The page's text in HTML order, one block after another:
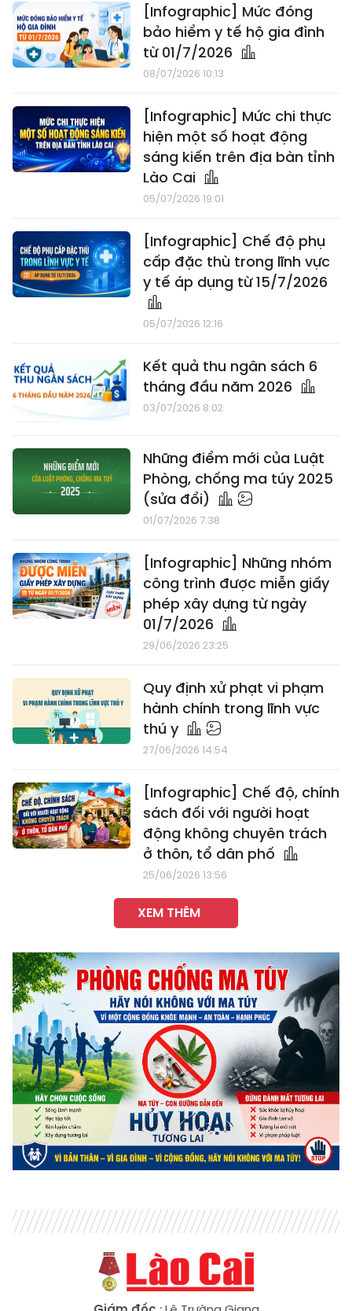
[Infographic] Mức đóng
bảo hiểm y tế hộ gia đình
từ 01/7/2026
08/07/2026 10:13
[Infographic] Mức chi thực
hiện một số hoạt động
sáng kiến trên địa bàn tỉnh
Lào Cai
05/07/2026 19:01
[Infographic] Chế độ phụ
cấp đặc thù trong lĩnh vực
y tế áp dụng từ 15/7/2026
05/07/2026 12:16
Kết quả thu ngân sách 6
tháng đầu năm 2026
03/07/2026 8:02
Những điểm mới của Luật
Phòng, chống ma túy 2025
(sửa đổi)
01/07/2026 7:38
[Infographic] Những nhóm
công trình được miễn giấy
phép xây dựng từ ngày
01/7/2026
29/06/2026 23:25
Quy định xử phạt vi phạm
hành chính trong lĩnh vực
thú y
27/06/2026 14:54
[Infographic] Chế độ, chính
sách đối với người hoạt
động không chuyên trách
ở thôn, tổ dân phố
25/06/2026 13:56
XEM THÊM